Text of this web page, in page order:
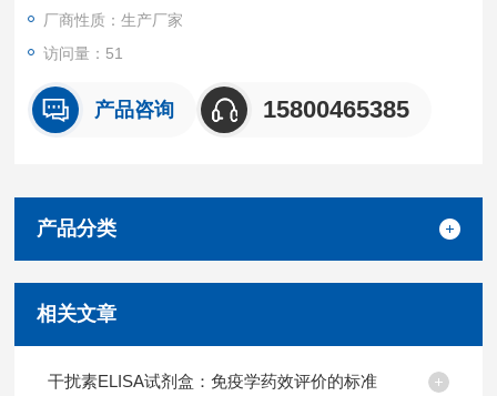
关蛋白无明显交叉反应。
重复性
试剂盒组成及保存
见说明书
厂商性质：生产厂家
访问量：51
产品咨询 15800465385
产品分类
相关文章
干扰素ELISA试剂盒：免疫学药效评价的标准